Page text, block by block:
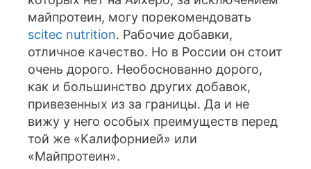
майпротеин, могу порекомендовать
scitec nutrition. Рабочие добавки,
отличное качество. Но в России он стоит
очень дорого. Необоснованно дорого,
как и большинство других добавок,
привезенных из за границы. Да и не
вижу у него особых преимуществ перед
той же «Калифорнией» или
«Майпротеин».